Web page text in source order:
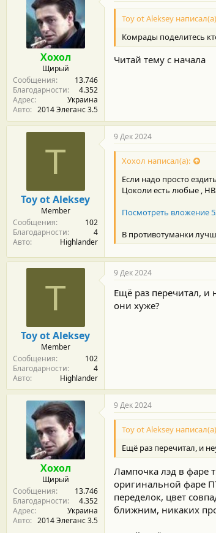
Хохол
Щирый
Сообщения
13.746
Благодарности
4.352
Адрес
Украина
Авто
2014 Элеганс 3.5
Toy ot Aleksey
Комрады поделитесь
Читай тему с начала
T
Toy ot Aleksey
Member
Сообщения
102
Благодарности
4
Авто
Highlander
9 Дек 2024
Хохол написал(а):
Если надо просто
Цоколи есть любые ,
Посмотреть вложение
В противотуманки
T
Toy ot Aleksey
Member
Сообщения
102
Благодарности
4
Авто
Highlander
9 Дек 2024
Ещё раз перечитал, и
они хуже?
Хохол
Щирый
Сообщения
13.746
Благодарности
4.352
Адрес
Украина
Авто
2014 Элеганс 3.5
9 Дек 2024
Toy ot Aleksey
Ещё раз перечитал, и
Лампочка лэд в фаре
оригинальной фаре
переделок, цвет
ближним, никаких